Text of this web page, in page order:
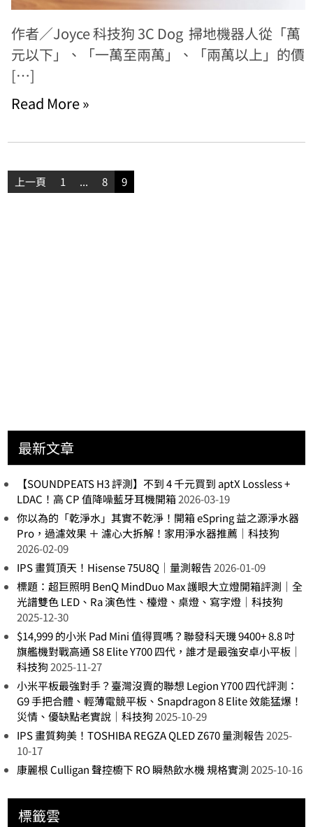
作者／Joyce 科技狗 3C Dog 掃地機器人從「萬
元以下」、「一萬至兩萬」、「兩萬以上」的價
[…]
Read More »
文上一頁 1 ... 8 9
最新文章
【SOUNDPEATS H3 評測】不到 4 千元買到 aptX Lossless +
LDAC！高 CP 值降噪藍牙耳機開箱2026-03-19
你以為的「乾淨水」其實不乾淨！開箱 eSpring 益之源淨水器
Pro，過濾效果 ＋ 濾心大拆解！家用淨水器推薦｜科技狗
2026-02-09
IPS 畫質頂天！Hisense 75U8Q｜量測報告2026-01-09
標題：超巨照明 BenQ MindDuo Max 護眼大立燈開箱評測｜全
光譜雙色 LED、Ra 演色性、檯燈、桌燈、寫字燈｜科技狗
2025-12-30
$14,999 的小米 Pad Mini 值得買嗎？聯發科天璣 9400+ 8.8 吋
旗艦機對戰高通 S8 Elite Y700 四代，誰才是最強安卓小平板｜
科技狗 2025-11-27
小米平板最強對手？臺灣沒賣的聯想 Legion Y700 四代評測：
G9 手把合體、輕薄電競平板、Snapdragon 8 Elite 效能猛爆！
災情、優缺點老實說｜科技狗 2025-10-29
IPS 畫質夠美！TOSHIBA REGZA QLED Z670 量測報告2025-
10-17
康麗根 Culligan 聲控櫥下 RO 瞬熱飲水機 規格實測 2025-10-16
標籤雲